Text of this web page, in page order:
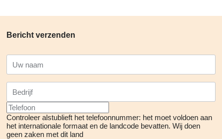
Bericht verzenden
Controleer alstublieft het telefoonnummer: het moet voldoen aan
het internationale formaat en de landcode bevatten. Wij doen
geen zaken met dit land